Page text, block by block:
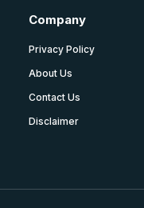
Company
Privacy Policy
About Us
Contact Us
Disclaimer